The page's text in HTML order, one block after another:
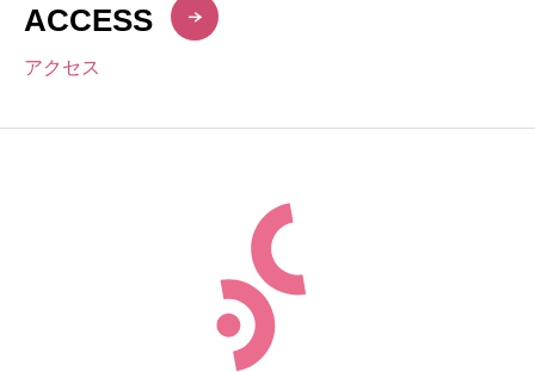
ACCESS
アクセス